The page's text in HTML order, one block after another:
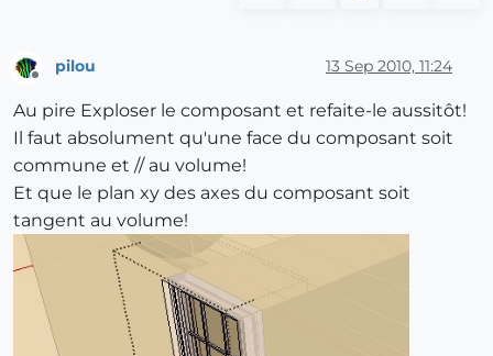
pilou 13 Sep 2010, 11:24
Au pire Exploser le composant et refaite-le aussitôt!
Il faut absolument qu'une face du composant soit
commune et // au volume!
Et que le plan xy des axes du composant soit
tangent au volume!